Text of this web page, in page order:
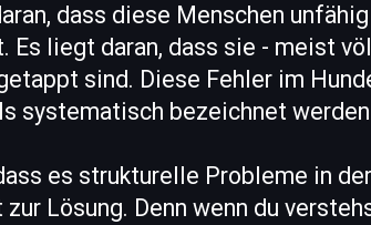
dass diese Menschen
Es liegt daran, dass sie - meist
sind. Diese Fehler im
systematisch bezeichnet werden
es strukturelle Probleme in
Lösung. Denn wenn du